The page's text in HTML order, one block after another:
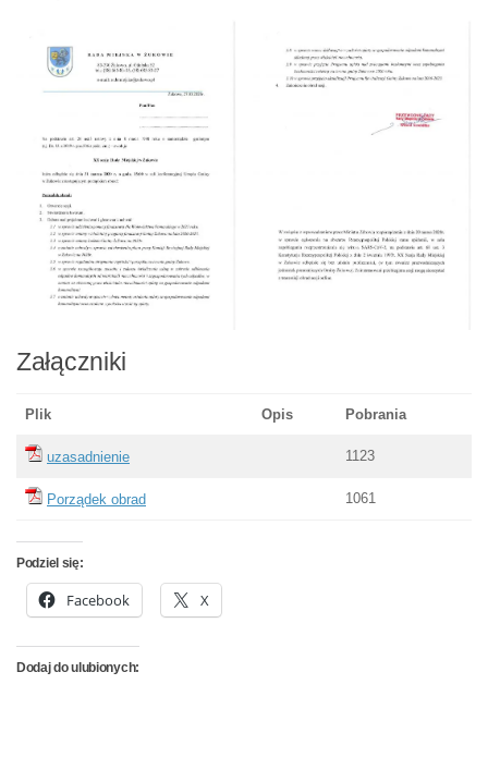
Załączniki
Plik Opis Pobrania
uzasadnienie 1123
Porządek obrad 1061
Podziel się:
Facebook X
Dodaj do ulubionych: